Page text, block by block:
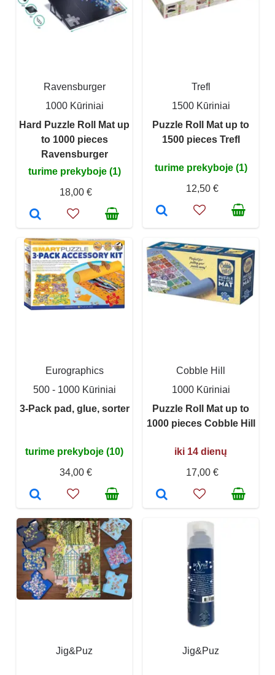
Ravensburger
1000 Kūriniai
Hard Puzzle Roll Mat up
to 1000 pieces
Ravensburger
turime prekyboje (1)
18,00 €
Trefl
1500 Kūriniai
Puzzle Roll Mat up to
1500 pieces Trefl
turime prekyboje (1)
12,50 €
Eurographics
500 - 1000 Kūriniai
3-Pack pad, glue, sorter
turime prekyboje (10)
34,00 €
Cobble Hill
1000 Kūriniai
Puzzle Roll Mat up to
1000 pieces Cobble Hill
iki 14 dienų
17,00 €
Jig&Puz Jig&Puz